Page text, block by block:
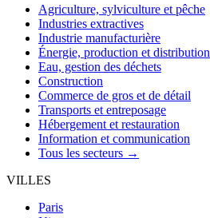
Agriculture, sylviculture et pêche
Industries extractives
Industrie manufacturière
Énergie, production et distribution
Eau, gestion des déchets
Construction
Commerce de gros et de détail
Transports et entreposage
Hébergement et restauration
Information et communication
Tous les secteurs →
VILLES
Paris